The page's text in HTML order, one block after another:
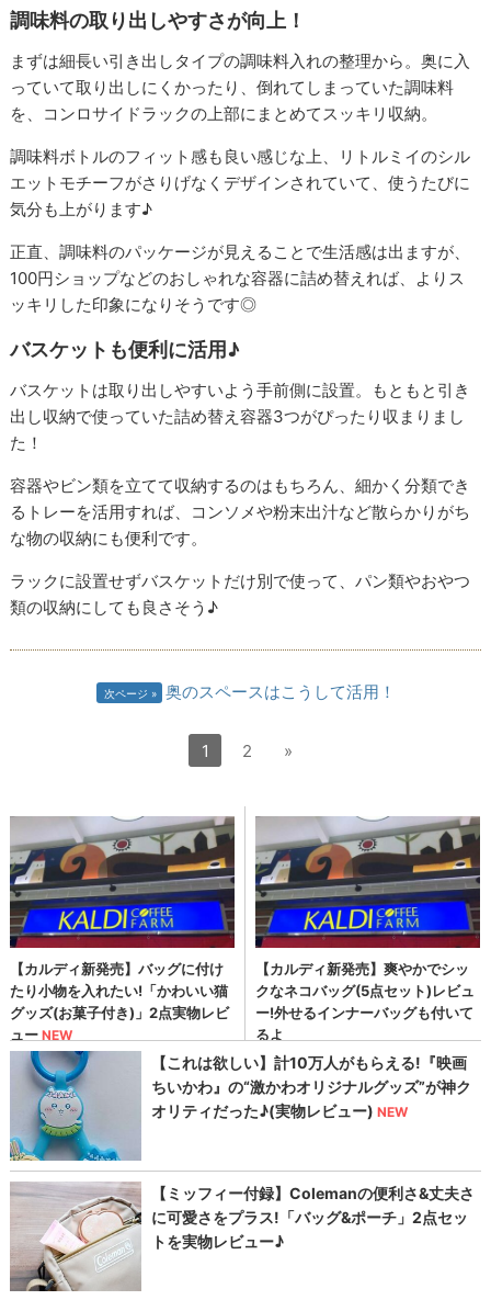
調味料の取り出しやすさが向上！
まずは細長い引き出しタイプの調味料入れの整理から。奥に入
っていて取り出しにくかったり、倒れてしまっていた調味料
を、コンロサイドラックの上部にまとめてスッキリ収納。
調味料ボトルのフィット感も良い感じな上、リトルミイのシル
エットモチーフがさりげなくデザインされていて、使うたびに
気分も上がります♪
正直、調味料のパッケージが見えることで生活感は出ますが、
100円ショップなどのおしゃれな容器に詰め替えれば、よりス
ッキリした印象になりそうです◎
バスケットも便利に活用♪
バスケットは取り出しやすいよう手前側に設置。もともと引き
出し収納で使っていた詰め替え容器3つがぴったり収まりまし
た！
容器やビン類を立てて収納するのはもちろん、細かく分類でき
るトレーを活用すれば、コンソメや粉末出汁など散らかりがち
な物の収納にも便利です。
ラックに設置せずバスケットだけ別で使って、パン類やおやつ
類の収納にしても良さそう♪
次ページ 奥のスペースはこうして活用！
1 2 »